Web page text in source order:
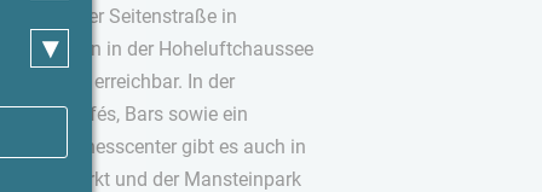
in einer Seitenstraße in
in der Hoheluftchaussee
sind gut erreichbar. In der
Cafés, Bars sowie ein
mit Fitnesscenter gibt es auch in
der Isemarkt und der Mansteinpark
▾